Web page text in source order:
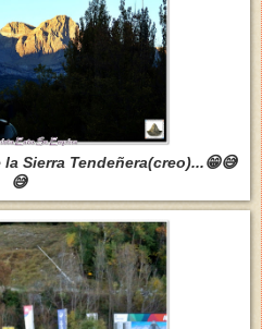
Sierra Tendeñera(creo)...😁😅
😅